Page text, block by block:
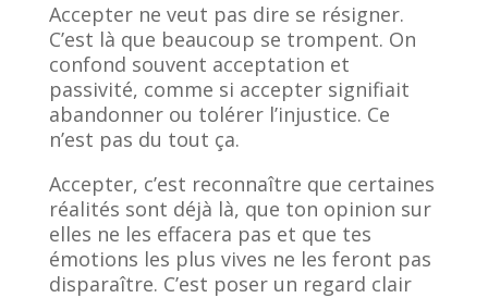
Accepter ne veut pas dire se résigner.
C’est là que beaucoup se trompent. On
confond souvent acceptation et
passivité, comme si accepter signifiait
abandonner ou tolérer l’injustice. Ce
n’est pas du tout ça.
Accepter, c’est reconnaître que certaines
réalités sont déjà là, que ton opinion sur
elles ne les effacera pas et que tes
émotions les plus vives ne les feront pas
disparaître. C’est poser un regard clair